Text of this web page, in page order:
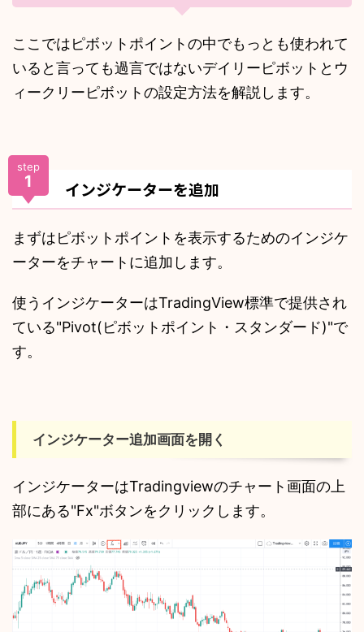
ここではピボットポイントの中でもっとも使われて
いると言っても過言ではないデイリーピボットとウ
ィークリーピボットの設定方法を解説します。
step
1 インジケーターを追加
まずはピボットポイントを表示するためのインジケ
ーターをチャートに追加します。
使うインジケーターはTradingView標準で提供され
ている"Pivot(ピボットポイント・スタンダード)"で
す。
インジケーター追加画面を開く
インジケーターはTradingviewのチャート画面の上
部にある"Fx"ボタンをクリックします。